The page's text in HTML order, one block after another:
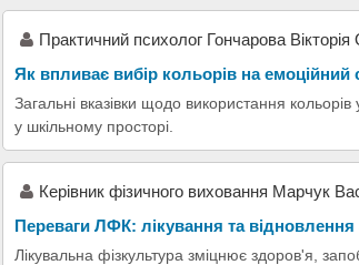
Практичний психолог Гончарова Вікторія
Як впливає вибір кольорів на емоційний
Загальні вказівки щодо використання
у шкільному просторі.
Керівник фізичного виховання Марчук
Переваги ЛФК: лікування та
Лікувальна фізкультура зміцнює здоров'я,